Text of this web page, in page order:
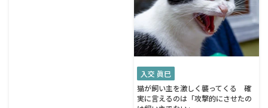
入交 眞巳
猫が飼い主を激しく襲ってくる 確
実に言えるのは「攻撃的にさせたの